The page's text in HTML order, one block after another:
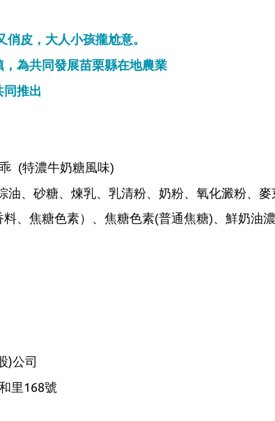
俏皮，大人小孩攏尬意。
為共同發展苗栗縣在地農業
同推出
(特濃牛奶糖風味)
油、砂糖、煉乳、乳清粉、奶粉、氧化澱粉、 麥
、 焦糖色素）、 焦糖色素(普通焦糖)、鮮奶油
)公司
里168號